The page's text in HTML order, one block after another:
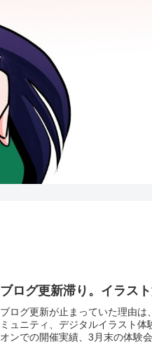
ブログ更新滞り。イラス
ブログ更新が止まっていた理由は
ミュニティ、デジタルイラスト
オンでの開催実績、3月末の体験